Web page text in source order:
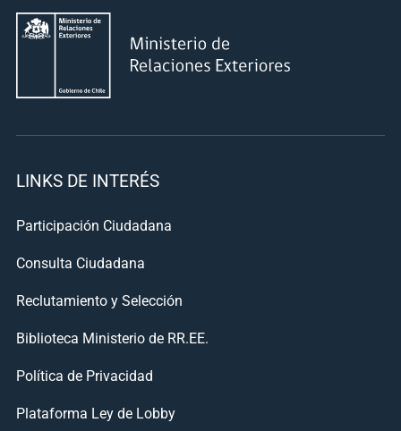
LINKS DE INTERÉS
Participación Ciudadana
Consulta Ciudadana
Reclutamiento y Selección
Biblioteca Ministerio de RR.EE.
Política de Privacidad
Plataforma Ley de Lobby